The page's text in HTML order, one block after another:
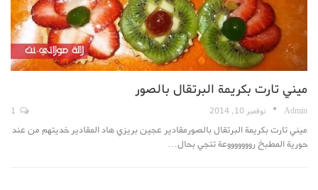
ميني تارت بكريمة البرتقال بالصور
Admin نوفمبر 10, 2014
ميني تارت بكريمة البرتقال بالصورمقادير عجين بريزي هاد المقادير خديتهم من عند
حورية المطبخ روووووووعة تتجي بحال…